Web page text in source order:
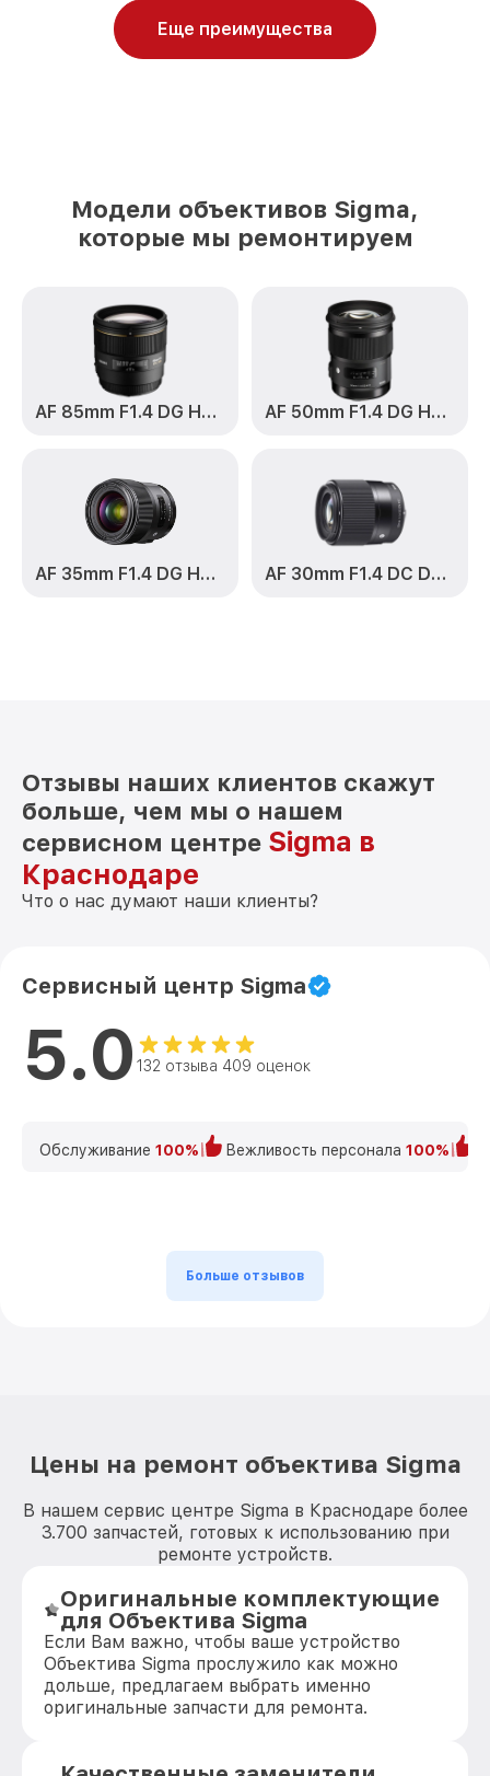
Еще преимущества
Модели объективов Sigma,
которые мы ремонтируем
AF 85mm F1.4 DG HSM Art AF 50mm F1.4 DG HSM Art
AF 35mm F1.4 DG HSM Art AF 30mm F1.4 DC DN Contemporary
Отзывы наших клиентов скажут
больше, чем мы о нашем
сервисном центре Sigma в
Краснодаре
Что о нас думают наши клиенты?
Сервисный центр Sigma
5.0 132 отзыва 409 оценок
Обслуживание 100% Вежливость персонала 100%
Больше отзывов
Цены на ремонт объектива Sigma
В нашем сервис центре Sigma в Краснодаре более
3.700 запчастей, готовых к использованию при
ремонте устройств.
Оригинальные комплектующие
для Объектива Sigma
Если Вам важно, чтобы ваше устройство
Объектива Sigma прослужило как можно
дольше, предлагаем выбрать именно
оригинальные запчасти для ремонта.